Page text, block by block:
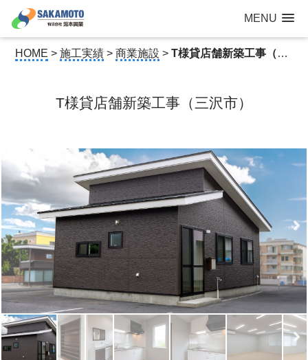
MENU
建設工事なら青森県三沢市の建設会社【有限会社 坂本興業 】
公共建築から住宅建築・土木工事・防犯カメラまで
HOME >施工実績 >商業施設 >T様貸店舗新築工事（三沢市）
T様貸店舗新築工事（三沢市）